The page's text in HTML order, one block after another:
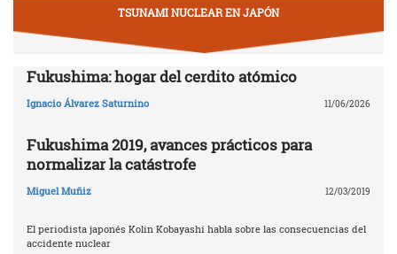
TSUNAMI NUCLEAR EN JAPÓN
Fukushima: hogar del cerdito atómico
Ignacio Álvarez Saturnino 11/06/2026
Fukushima 2019, avances prácticos para
normalizar la catástrofe
Miguel Muñiz 12/03/2019
El periodista japonés Kolin Kobayashi habla sobre las consecuencias del
accidente nuclear